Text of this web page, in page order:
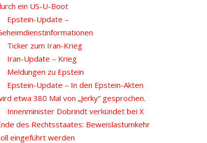
ein US-U-Boot
Epstein-Update –
Ticker zum Iran-Krieg
Iran-Update – Krieg
Meldungen zu Epstein
Epstein-Update – In den Epstein-Akten
etwa 380 Mal von „Jerky“ gesprochen.
Innenminister Dobrindt verkündet bei X
des Rechtsstaates: Beweislastumkehr
eingeführt werden